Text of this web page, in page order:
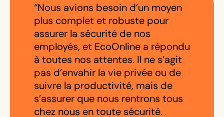
“Nous avions besoin d’un moyen
plus complet et robuste pour
assurer la sécurité de nos
employés, et EcoOnline a répondu
à toutes nos attentes. Il ne s’agit
pas d’envahir la vie privée ou de
suivre la productivité, mais de
s’assurer que nous rentrons tous
chez nous en toute sécurité.